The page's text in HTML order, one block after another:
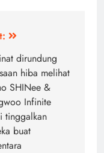
dirundung
hiba melihat
SHINee &
Infinite
tinggalkan
buat